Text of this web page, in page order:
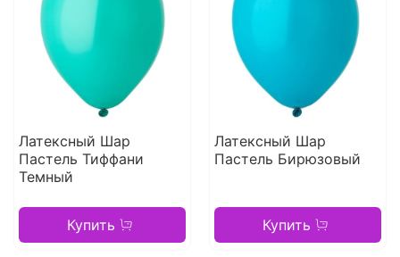
Латексный Шар
Пастель Тиффани
Темный
Купить
Латексный Шар
Пастель Бирюзовый
Купить